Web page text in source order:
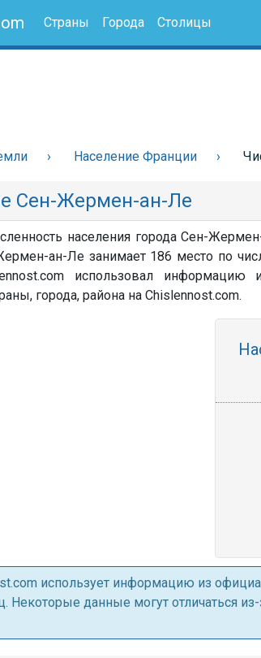
Страны Города Столицы
Население Франции
Сен-Жермен-ан-Ле
населения города Сен-
ан-Ле занимает 186 место по
использовал информацию
города, района на Chislennost.com.
использует информацию из
данные могут отличаться из-